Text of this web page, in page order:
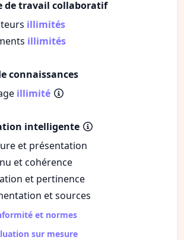
de travail collaboratif
illimités
illimités
connaissances
illimité
intelligente
et présentation
et cohérence
et pertinence
et sources
et normes
sur mesure